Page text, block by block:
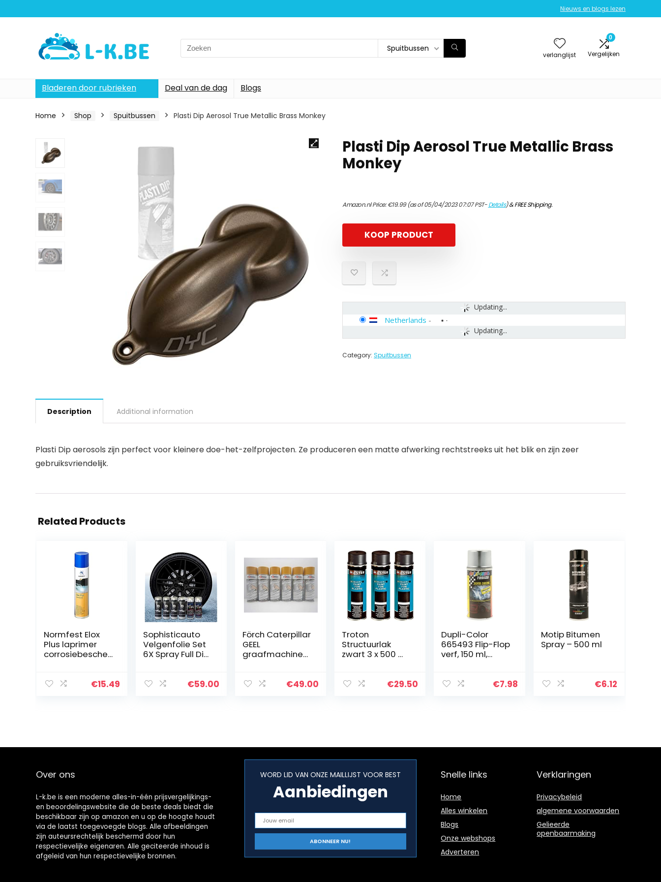
Nieuws en blogs lezen
Search
for:
Spuitbussen
verlanglijst
0
Vergelijken
Bladeren door rubrieken Deal van de dag Blogs
Home Shop Spuitbussen Plasti Dip Aerosol True Metallic Brass Monkey
Plasti Dip Aerosol True Metallic Brass
Monkey
Amazon.nl Price:€19.99(as of 05/04/2023 07:07 PST-Details)&FREE Shipping.
KOOP PRODUCT
Updating...
Updating...
Netherlands -
Category: Spuitbussen
Description Additional information
Plasti Dip aerosols zijn perfect voor kleinere doe-het-zelfprojecten. Ze produceren een matte afwerking rechtstreeks uit het blik en zijn zeer
gebruiksvriendelijk.
Related Products
Normfest Elox
Plus laprimer
corrosiebescher
per doos incl. HS
€15.49
Sophisticauto
Velgenfolie Set
6X Spray Full Dip
€59.00
Förch Caterpillar
GEEL
graafmachine
spray spuitbus
€49.00
Troton
Structuurlak
zwart 3 x 500 ml
plastic verf€29.50
Dupli-Color
665493 Flip-Flop
verf, 150 ml,
€7.98
Motip Bitumen
Spray – 500 ml
€6.12
Over ons
L-k.be is een moderne alles-in-één prijsvergelijkings-
en beoordelingswebsite die de beste deals biedt die
beschikbaar zijn op amazon en u op de hoogte houdt
via de laatst toegevoegde blogs. Alle afbeeldingen
zijn auteursrechtelijk beschermd door hun
respectievelijke eigenaren. Alle geciteerde inhoud is
afgeleid van hun respectievelijke bronnen.
WORD LID VAN ONZE MAILLIJST VOOR BEST
Aanbiedingen
Snelle links
Home
Alles winkelen
Blogs
Onze webshops
Adverteren
Verklaringen
Privacybeleid
algemene voorwaarden
Gelieerde
openbaarmaking